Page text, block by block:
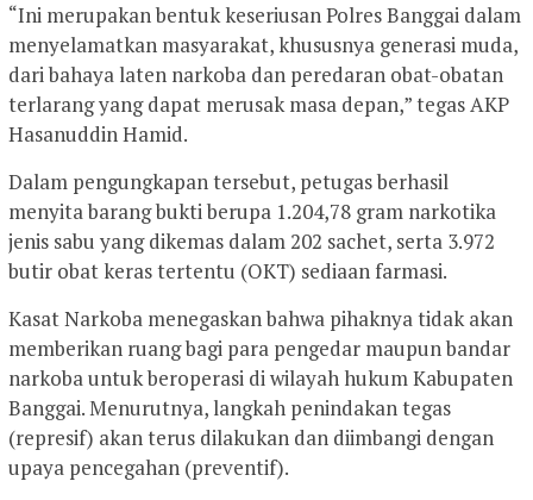
“Ini merupakan bentuk keseriusan Polres Banggai dalam
menyelamatkan masyarakat, khususnya generasi muda,
dari bahaya laten narkoba dan peredaran obat-obatan
terlarang yang dapat merusak masa depan,” tegas AKP
Hasanuddin Hamid.
Dalam pengungkapan tersebut, petugas berhasil
menyita barang bukti berupa 1.204,78 gram narkotika
jenis sabu yang dikemas dalam 202 sachet, serta 3.972
butir obat keras tertentu (OKT) sediaan farmasi.
Kasat Narkoba menegaskan bahwa pihaknya tidak akan
memberikan ruang bagi para pengedar maupun bandar
narkoba untuk beroperasi di wilayah hukum Kabupaten
Banggai. Menurutnya, langkah penindakan tegas
(represif) akan terus dilakukan dan diimbangi dengan
upaya pencegahan (preventif).